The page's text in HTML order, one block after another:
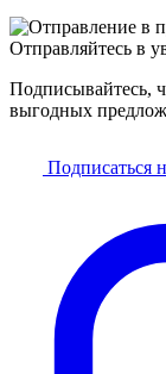
Отправляйтесь в
Подписывайтесь,
выгодных
Подписаться